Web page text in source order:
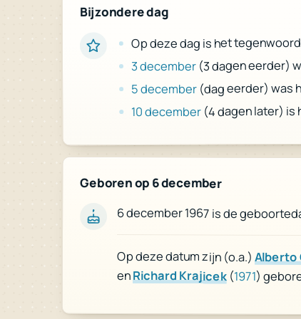
Bijzondere dag
Op deze dag is het
3 december(3 dagen eerder)
5 december (dag eerder) was
10 december (4 dagen later) is
Geboren op 6 december
6 december 1967 is de
Op deze datum zijn (o.a.) Alberto
enRichard Krajicek(1971)